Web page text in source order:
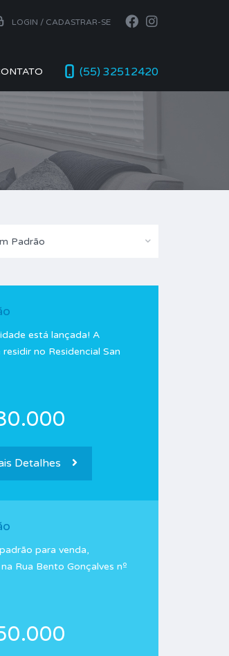
LOGIN / CADASTRAR-SE
(55) 32512420
Padrão
está lançada! A
no Residencial San
Detalhes
para venda,
Rua Bento Gonçalves nº